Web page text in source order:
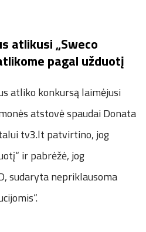
atlikusi „Sweco
pagal užduotį
atliko konkursą laimėjusi
atstovė spaudai Donata
tv3.lt patvirtino, jog
ir pabrėžė, jog
sudaryta nepriklausoma